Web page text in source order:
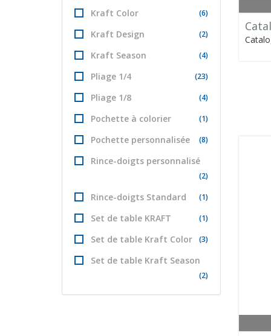
Kraft Color (6)
Kraft Design (2)
Kraft Season (4)
Pliage 1/4 (23)
Pliage 1/8 (4)
Pochette à colorier (1)
Pochette personnalisée (8)
Rince-doigts personnalisé
(2)
Rince-doigts Standard (1)
Set de table KRAFT (1)
Set de table Kraft Color (3)
Set de table Kraft Season
(2)